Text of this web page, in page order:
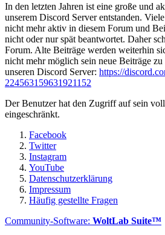
In den letzten Jahren ist eine große und
unserem Discord Server entstanden.
nicht mehr aktiv in diesem Forum und
nicht oder nur spät beantwortet. Daher
Forum. Alte Beiträge werden weiterhin
nicht mehr möglich sein neue Beiträge
unseren Discord Server: https://
224563159631921152
Der Benutzer hat den Zugriff auf sein
eingeschränkt.
Facebook
Twitter
Instagram
YouTube
Datenschutzerklärung
Impressum
Häufig gestellte Fragen
Community-Software: WoltLab Suite™